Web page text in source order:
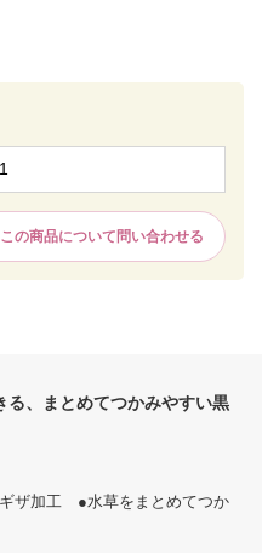
この商品について問い合わせる
る、まとめてつかみやすい黒
ザ加工 ●水草をまとめてつか